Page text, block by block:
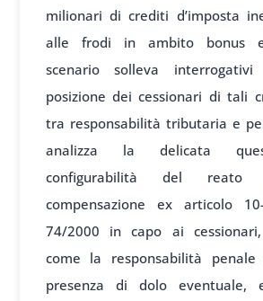
milionari di crediti d’imposta
alle frodi in ambito bonus
scenario solleva
posizione dei cessionari di tali
tra responsabilità tributaria e
analizza la delicata
configurabilità del reato
compensazione ex articolo
74/2000 in capo ai
come la responsabilità
presenza di dolo eventuale,